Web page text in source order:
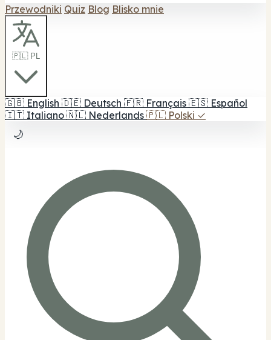
Przewodniki Quiz Blog Blisko mnie
🇵🇱 PL
🇬🇧 English 🇩🇪 Deutsch 🇫🇷 Français 🇪🇸 Español
🇮🇹 Italiano 🇳🇱 Nederlands 🇵🇱 Polski ✓
🌙